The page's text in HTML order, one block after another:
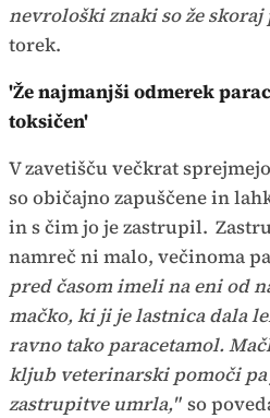
nevrološki znaki so že
torek.
'Že najmanjši odmerek
toksičen'
V zavetišču večkrat
so običajno zapuščene in
in s čim jo je zastrupil.
namreč ni malo, večinoma
pred časom imeli na eni od
mačko, ki ji je lastnica dala
ravno tako paracetamol.
kljub veterinarski pomoči pa
zastrupitve umrla," so